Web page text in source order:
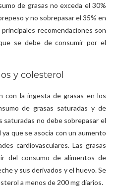
de grasas no exceda el 30%
y no sobrepasar el 35% en
recomendaciones son
se debe de consumir por el
y colesterol
con la ingesta de grasas en los
de grasas saturadas y de
saturadas no debe sobrepasar el
que se asocia con un aumento
cardiovasculares. Las grasas
del consumo de alimentos de
y sus derivados y el huevo. Se
a menos de 200 mg diarios.